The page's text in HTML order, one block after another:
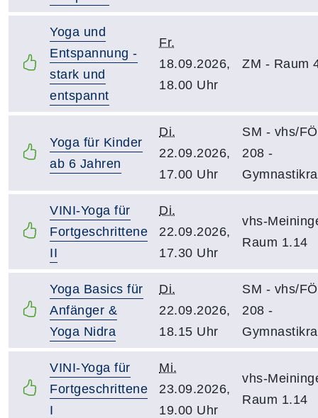
Yoga und
Entspannung -
stark und
entspannt
Fr.
18.09.2026,
18.00 Uhr
ZM - Raum
Yoga für Kinder
ab 6 Jahren
Di.
22.09.2026,
17.00 Uhr
SM - vhs/
208 -
VINI-Yoga für
Fortgeschrittene
II
Di.
22.09.2026,
17.30 Uhr
vhs-
Raum 1.14
Yoga Basics für
Anfänger &
Yoga Nidra
Di.
22.09.2026,
18.15 Uhr
SM - vhs/
208 -
VINI-Yoga für
Fortgeschrittene
I
Mi.
23.09.2026,
19.00 Uhr
vhs-
Raum 1.14